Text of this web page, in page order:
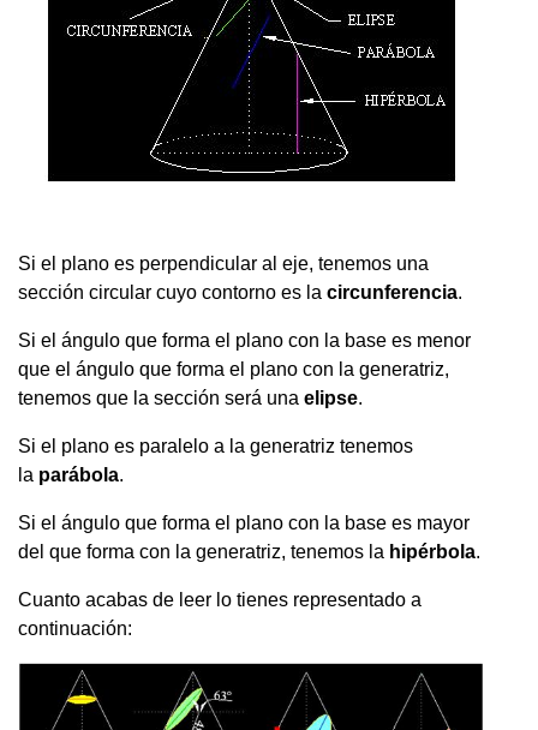
Si el plano es perpendicular al eje, tenemos una
sección circular cuyo contorno es la circunferencia.
Si el ángulo que forma el plano con la base es menor
que el ángulo que forma el plano con la generatriz,
tenemos que la sección será una elipse.
Si el plano es paralelo a la generatriz tenemos
la parábola.
Si el ángulo que forma el plano con la base es mayor
del que forma con la generatriz, tenemos la hipérbola.
Cuanto acabas de leer lo tienes representado a
continuación: